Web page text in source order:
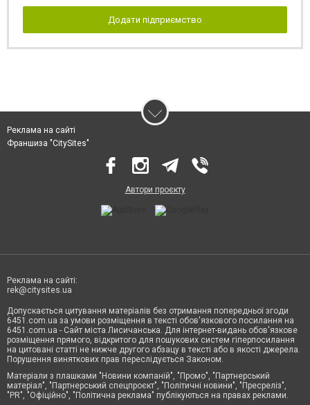
Додати підприємство
Реклама на сайті
Франшиза "CitySites"
Автори проєкту
Реклама на сайті:
rek@citysites.ua
Допускається цитування матеріалів без отримання попередньої згоди
6451.com.ua за умови розміщення в тексті обов'язкового посилання на
6451.com.ua - Сайт міста Лисичанська. Для інтернет-видань обов'язкове
розміщення прямого, відкритого для пошукових систем гіперпосилання
на цитовані статті не нижче другого абзацу в тексті або в якості джерела.
Порушення виняткових прав переслідується Законом.
Матеріали з плашками "Новини компаній", "Промо", "Партнерський
матеріал", "Партнерський спецпроєкт", "Політичні новини", "Пресреліз",
"PR", "Офіційно", "Політична реклама" публікуються на правах реклами.